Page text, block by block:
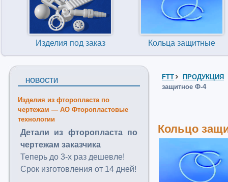
Изделия под заказ Кольца защитные
НОВОСТИ
Изделия из фторопласта по
чертежам — АО Фторопластовые
технологии
Детали из фторопласта по
чертежам заказчика
Теперь до 3-х раз дешевле!
Срок изготовления от 14 дней!
FTT
ПРОДУКЦИЯ
защитное Ф-4
Кольцо